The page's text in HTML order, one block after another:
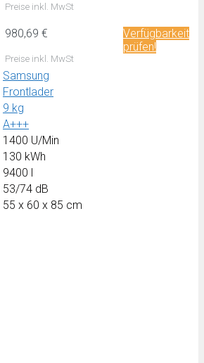
Preise inkl. MwSt
980,69 €
Preise inkl. MwSt
Verfügbarkeit
prüfen!
Samsung
Frontlader
9 kg
A+++
1400 U/Min
130 kWh
9400 l
53/74 dB
55 x 60 x 85 cm